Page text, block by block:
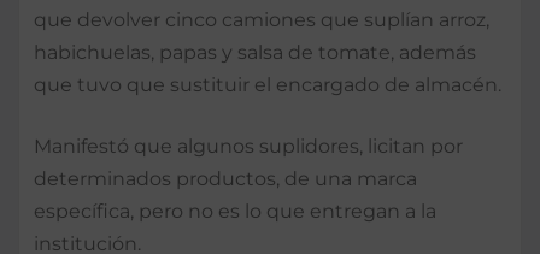
que devolver cinco camiones que suplían arroz,
habichuelas, papas y salsa de tomate, además
que tuvo que sustituir el encargado de almacén.
Manifestó que algunos suplidores, licitan por
determinados productos, de una marca
específica, pero no es lo que entregan a la
institución.